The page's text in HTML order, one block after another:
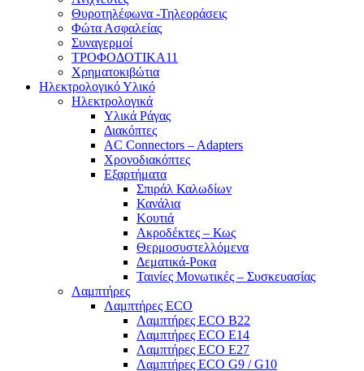
Θυροτηλέφωνα -Τηλεοράσεις
Φώτα Ασφαλείας
Συναγερμοί
ΤΡΟΦΟΔΟΤΙΚΑ11
Χρηματοκιβώτια
Ηλεκτρολογικό Υλικό
Ηλεκτρολογικά
Υλικά Ράγας
Διακόπτες
AC Connectors – Adapters
Χρονοδιακόπτες
Εξαρτήματα
Σπιράλ Καλωδίων
Κανάλια
Κουτιά
Ακροδέκτες – Κως
Θερμοσυστελλόμενα
Δεματικά-Ροκα
Ταινίες Μονωτικές – Συσκευασίας
Λαμπτήρες
Λαμπτήρες ECO
Λαμπτήρες ECO B22
Λαμπτήρες ECO E14
Λαμπτήρες ECO E27
Λαμπτήρες ECO G9 / G10